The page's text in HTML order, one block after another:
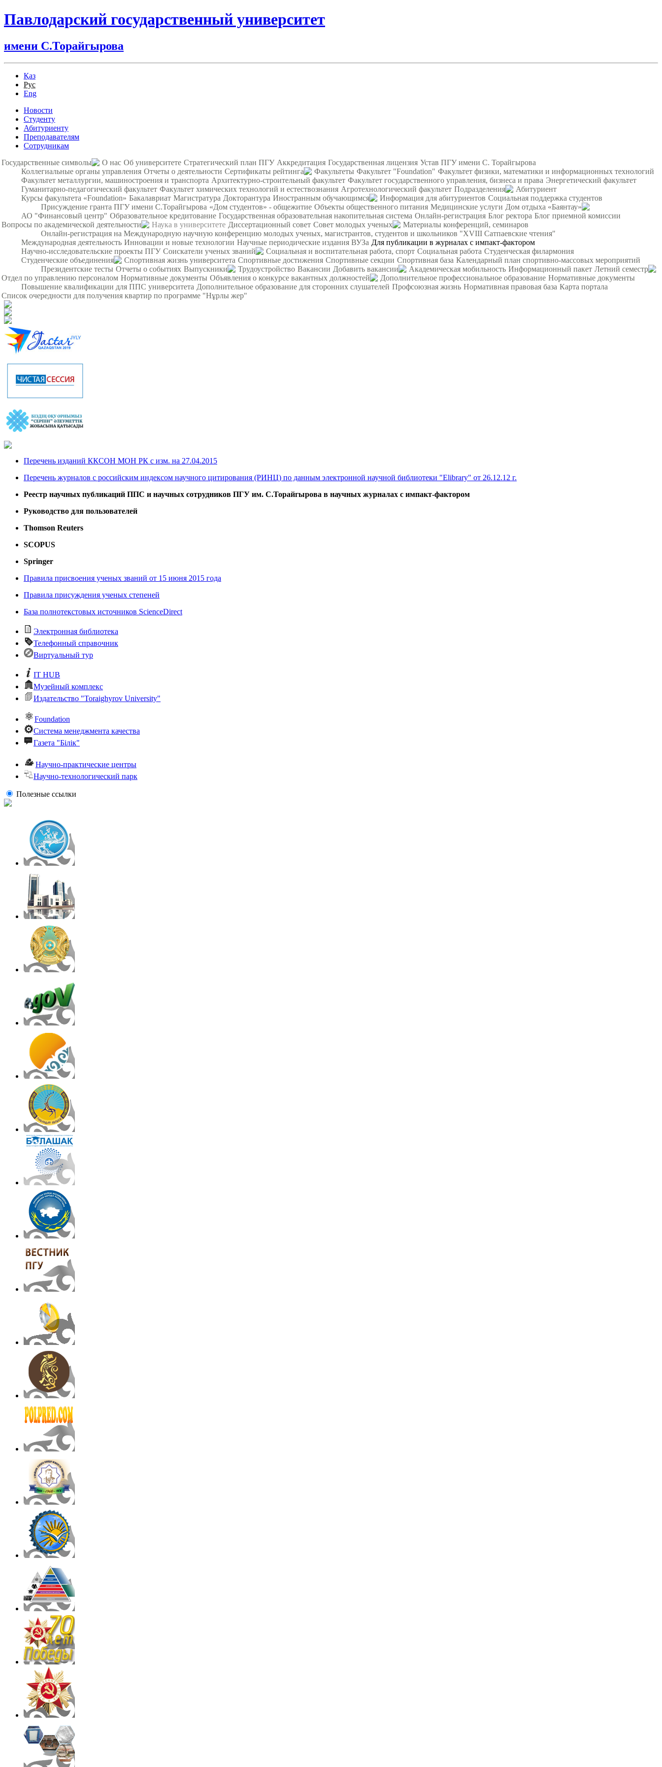
Павлодарский государственный университет
имени С.Торайгырова
Қаз
Рус
Eng
Новости
Студенту
Абитуриенту
Преподавателям
Сотрудникам
Государственные символы
О нас Об университете Стратегический план ПГУ Аккредитация Государственная лицензия Устав ПГУ имени С. Торайгырова
Коллегиальные органы управления Отчеты о деятельности Сертификаты рейтинга Факультеты Факультет "Foundation" Факультет физики, математики и информационных технологий
Факультет металлургии, машиностроения и транспорта Архитектурно-строительный факультет Факультет государственного управления, бизнеса и права Энергетический факультет
Гуманитарно-педагогический факультет Факультет химических технологий и естествознания Агротехнологический факультет Подразделения
Абитуриент
Курсы факультета «Foundation» Бакалавриат Магистратура Докторантура Иностранным обучающимся Информация для абитуриентов Социальная поддержка студентов
Присуждение гранта ПГУ имени С.Торайгырова «Дом студентов» - общежитие Объекты общественного питания Медицинские услуги Дом отдыха «Баянтау»
АО "Финансовый центр" Образовательное кредитование Государственная образовательная накопительная система Онлайн-регистрация Блог ректора Блог приемной комиссии
Вопросы по академической деятельности
Наука в университете Диссертационный совет Совет молодых ученых
Материалы конференций, семинаров
Онлайн-регистрация на Международную научную конференцию молодых ученых, магистрантов, студентов и школьников "XVIII Сатпаевские чтения"
Международная деятельность Инновации и новые технологии Научные периодические издания ВУЗа Для публикации в журналах с импакт-фактором
Научно-исследовательские проекты ПГУ Соискатели ученых званий Социальная и воспитательная работа, спорт Социальная работа Студенческая филармония
Студенческие объединения
Спортивная жизнь университета Спортивные достижения Спортивные секции Спортивная база Календарный план спортивно-массовых мероприятий
Президентские тесты Отчеты о событиях Выпускники Трудоустройство Вакансии Добавить вакансии Академическая мобильность Информационный пакет Летний семестр
Отдел по управлению персоналом Нормативные документы Объявления о конкурсе вакантных должностей Дополнительное профессиональное образование Нормативные документы
Повышение квалификации для ППС университета Дополнительное образование для сторонних слушателей Профсоюзная жизнь Нормативная правовая база Карта портала
Список очередности для получения квартир по программе "Нұрлы жер"
Перечень изданий ККСОН МОН РК с изм. на 27.04.2015
Перечень журналов с российским индексом научного цитирования (РИНЦ) по данным электронной научной библиотеки "Elibrary" от 26.12.12 г.
Реестр научных публикаций ППС и научных сотрудников ПГУ им. С.Торайгырова в научных журналах с импакт-фактором
Руководство для пользователей
Thomson Reuters
SCOPUS
Springer
Правила присвоения ученых званий от 15 июня 2015 года
Правила присуждения ученых степеней
База полнотекстовых источников ScienceDirect
Электронная библиотека
Телефонный справочник
Виртуальный тур
IT HUB
Музейный комплекс
Издательство "Toraighyrov University"
Foundation
Система менеджмента качества
Газета "Білік"
Научно-практические центры
Научно-технологический парк
Полезные ссылки